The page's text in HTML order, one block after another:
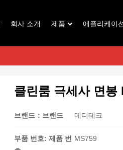
회사 소개 제품 애플리케이
클린룸 극세사 면봉
브랜드：브랜드 메디테크
부품 번호: 제품 번 MS759